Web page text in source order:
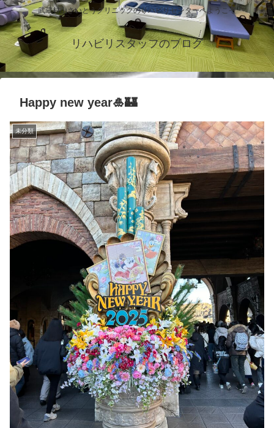
武蔵村山さいとうクリニックのリハビリセンターへようこそ
リハビリスタッフのブログ
Happy new year🎍🏰
未分類